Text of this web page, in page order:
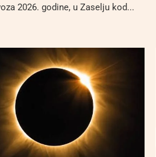
2026. godine, u Zaselju kod...